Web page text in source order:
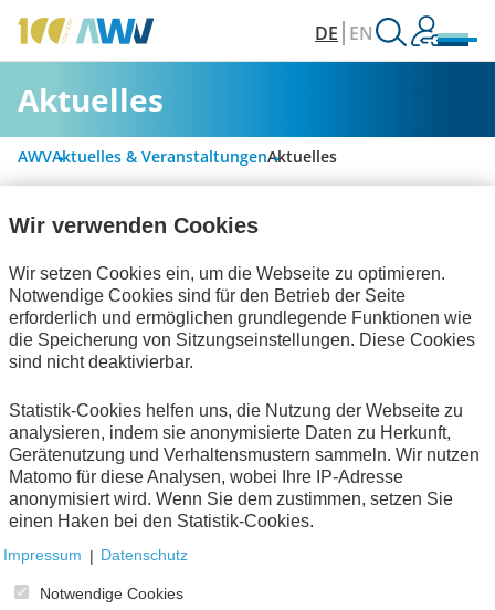
DE EN
Aktuelles
AWVAktuelles & VeranstaltungenAktuelles
Digitalisierung & Modernisierung
Handel und elektronische Kommunikation
Bescheinigungen
Technische Standards
Keine Nachrichten verfügbar.
Wir verwenden Cookies
Wir setzen Cookies ein, um die Webseite zu optimieren.
Notwendige Cookies sind für den Betrieb der Seite
erforderlich und ermöglichen grundlegende Funktionen wie
die Speicherung von Sitzungseinstellungen. Diese Cookies
sind nicht deaktivierbar.
Statistik-Cookies helfen uns, die Nutzung der Webseite zu
analysieren, indem sie anonymisierte Daten zu Herkunft,
Gerätenutzung und Verhaltensmustern sammeln. Wir nutzen
Matomo für diese Analysen, wobei Ihre IP-Adresse
anonymisiert wird. Wenn Sie dem zustimmen, setzen Sie
einen Haken bei den Statistik-Cookies.
Impressum | Datenschutz
Notwendige Cookies